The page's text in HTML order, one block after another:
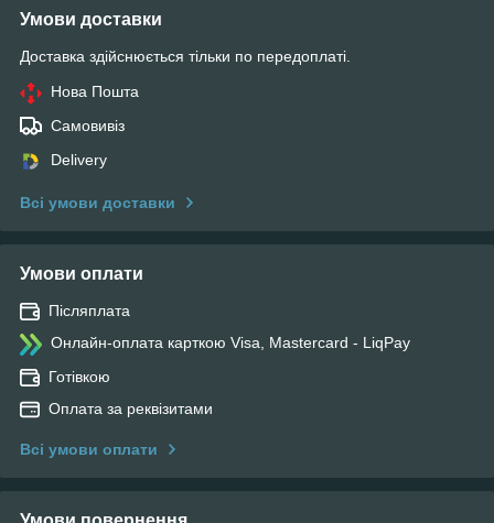
Умови доставки
Доставка здійснюється тільки по передоплаті.
Нова Пошта
Самовивіз
Delivery
Всі умови доставки
Умови оплати
Післяплата
Онлайн-оплата карткою Visa, Mastercard - LiqPay
Готівкою
Оплата за реквізитами
Всі умови оплати